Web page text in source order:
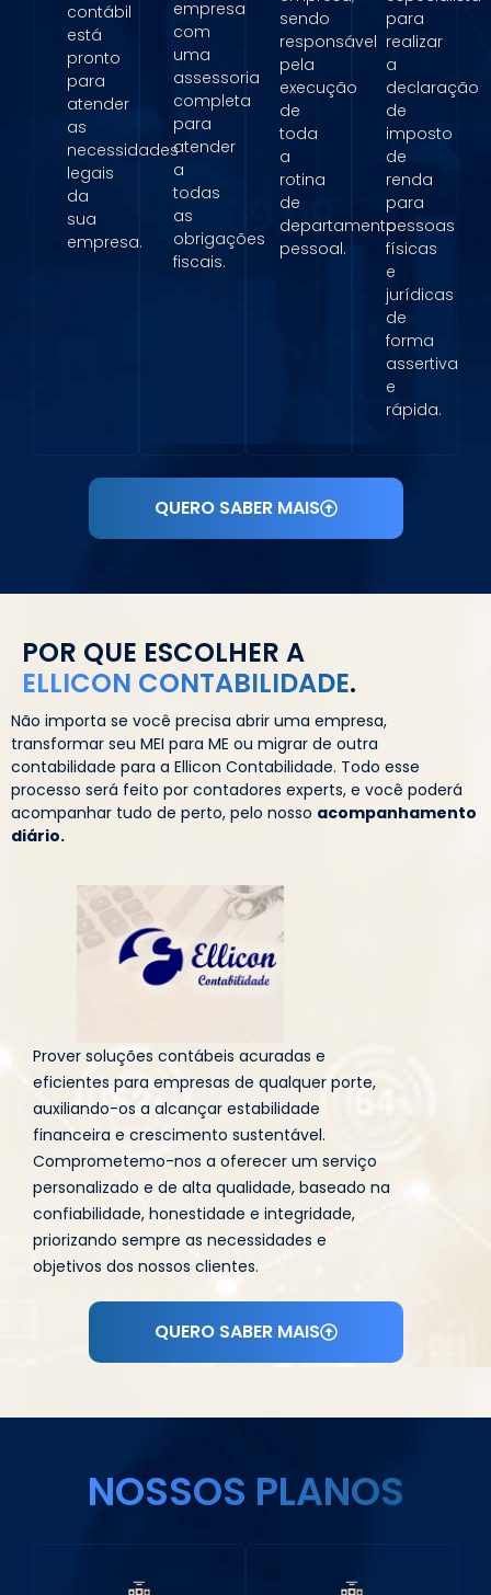
contábil
está
pronto
para
atender
as
necessidades
legais
da
sua
empresa.
empresa
com
uma
assessoria
completa
para
atender
a
todas
as
obrigações
fiscais.
sendo
responsável
pela
execução
de
toda
a
rotina
de
departamento
pessoal.
para
realizar
a
declaração
de
imposto
de
renda
para
pessoas
físicas
e
jurídicas
de
forma
assertiva
e
rápida.
QUERO SABER MAIS
POR QUE ESCOLHER A
ELLICON CONTABILIDADE.
Não importa se você precisa abrir uma empresa,
transformar seu MEI para ME ou migrar de outra
contabilidade para a Ellicon Contabilidade. Todo esse
processo será feito por contadores experts, e você poderá
acompanhar tudo de perto, pelo nosso acompanhamento
diário.
Prover soluções contábeis acuradas e
eficientes para empresas de qualquer porte,
auxiliando-os a alcançar estabilidade
financeira e crescimento sustentável.
Comprometemo-nos a oferecer um serviço
personalizado e de alta qualidade, baseado na
confiabilidade, honestidade e integridade,
priorizando sempre as necessidades e
objetivos dos nossos clientes.
QUERO SABER MAIS
NOSSOS PLANOS